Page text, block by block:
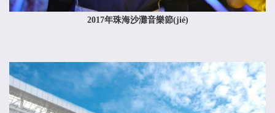
2017年珠海沙灘音樂節(jié)